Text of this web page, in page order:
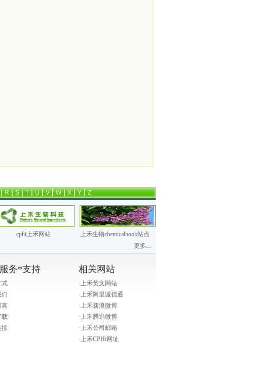
R|S|T|U|V|W|X|Y|Z
cphi上禾网站
上禾生物chemicalbook站点
更多...
务*支持
式
们
言
载
接
相关网站
·上禾英文网站
·上禾阿里诚信通
·上禾新浪微博
·上禾腾迅微博
·上禾公司邮箱
·上禾CPHi网址